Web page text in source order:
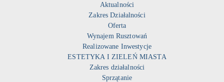
Aktualności
Zakres Działalności
Oferta
Wynajem Rusztowań
Realizowane Inwestycje
ESTETYKA I ZIELEŃ MIASTA
Zakres działalności
Sprzątanie